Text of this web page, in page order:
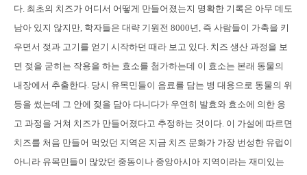
다. 최초의 치즈가 어디서 어떻게 만들어졌는지 명확한 기록은 아무 데도
남아 있지 않지만, 학자들은 대략 기원전 8000년, 즉 사람들이 가축을 키
우면서 젖과 고기를 얻기 시작하던 때라 보고 있다. 치즈 생산 과정을 보
면 젖을 굳히는 작용을 하는 효소를 첨가하는데 이 효소는 본래 동물의
내장에서 추출한다. 당시 유목민들이 음료를 담는 병 대용으로 동물의 위
등을 썼는데 그 안에 젖을 담아 다니다가 우연히 발효와 효소에 의한 응
고 과정을 거쳐 치즈가 만들어졌다고 추정하는 것이다. 이 가설에 따르면
치즈를 처음 만들어 먹었던 지역은 지금 치즈 문화가 가장 번성한 유럽이
아니라 유목민들이 많았던 중동이나 중앙아시아 지역이라는 재미있는